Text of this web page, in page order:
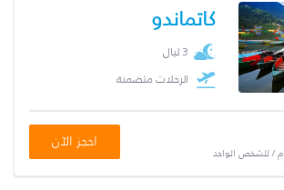
كاتماندو
3 ليال
الرحلات متضمنة
/ للشخص الواحد
احجز الآن